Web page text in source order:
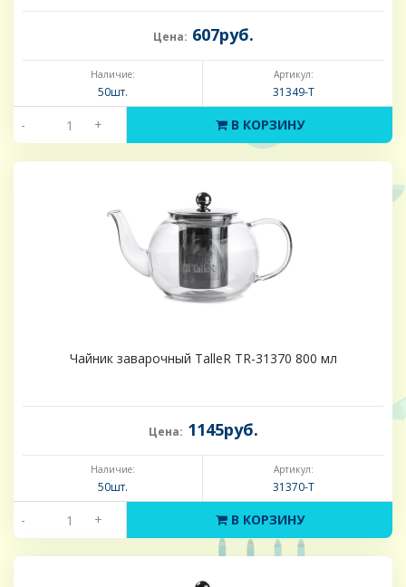
Цена: 607руб.
Наличие:
50шт.
Артикул:
31349-Т
- + В КОРЗИНУ
Чайник заварочный TalleR TR-31370 800 мл
Цена: 1145руб.
Наличие:
50шт.
Артикул:
31370-Т
- + В КОРЗИНУ